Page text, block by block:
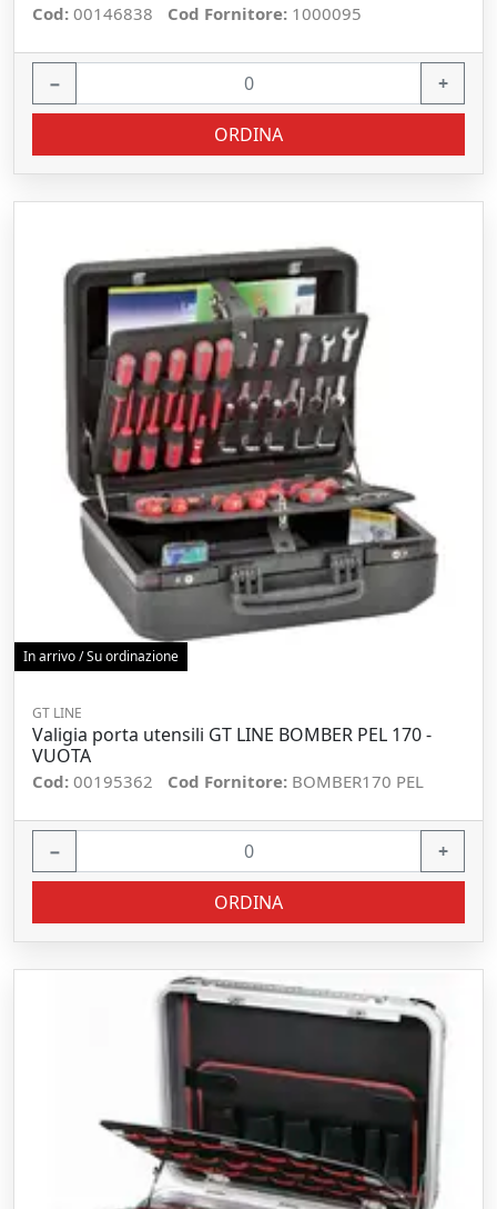
Cod: 00146838 Cod Fornitore: 1000095
− +
ORDINA
In arrivo / Su ordinazione
GT LINE
Valigia porta utensili GT LINE BOMBER PEL 170 -
VUOTA
Cod: 00195362 Cod Fornitore: BOMBER170 PEL
− +
ORDINA